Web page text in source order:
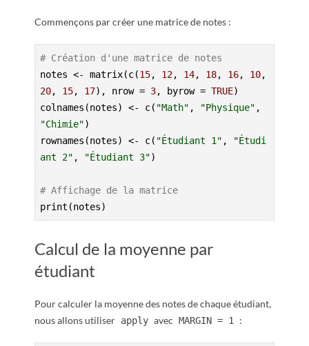
Commençons par créer une matrice de notes :
# Création d'une matrice de notes
notes <- matrix(c(15, 12, 14, 18, 16, 10
20, 15, 17), nrow = 3, byrow = TRUE)
colnames(notes) <- c( "Math" , "Physique"
"Chimie")
rownames(notes) <- c( "Étudiant 1" ,
"Étudi
ant 2" , "Étudiant 3")
# Affichage de la matrice
print(notes)
Calcul de la moyenne par
étudiant
Pour calculer la moyenne des notes de chaque étudiant,
nous allons utiliser apply avec MARGIN = 1 :